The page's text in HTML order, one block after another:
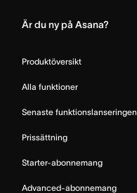
Är du ny på Asana?
Produktöversikt
Alla funktioner
Senaste funktionslanseringen
Prissättning
Starter-abonnemang
Advanced-abonnemang